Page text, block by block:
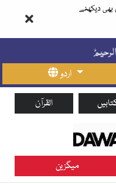
دیکھئے
اردو
القرآن
میگزین